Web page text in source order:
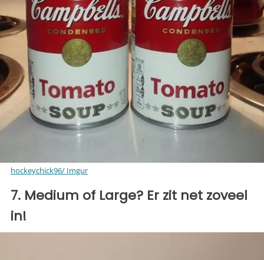
hockeychick96/ Imgur
7. Medium of Large? Er zit net zoveel
in!